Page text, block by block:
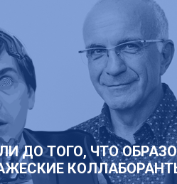
ДО ТОГО, ЧТО